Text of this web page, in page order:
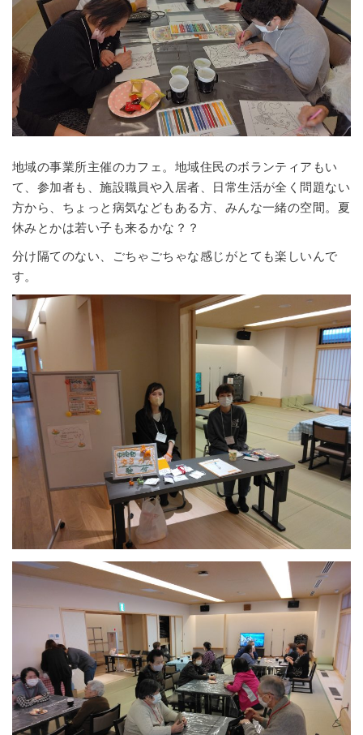
地域の事業所主催のカフェ。地域住民のボランティアもい
て、参加者も、施設職員や入居者、日常生活が全く問題ない
方から、ちょっと病気などもある方、みんな一緒の空間。夏
休みとかは若い子も来るかな？？
分け隔てのない、ごちゃごちゃな感じがとても楽しいんで
す。